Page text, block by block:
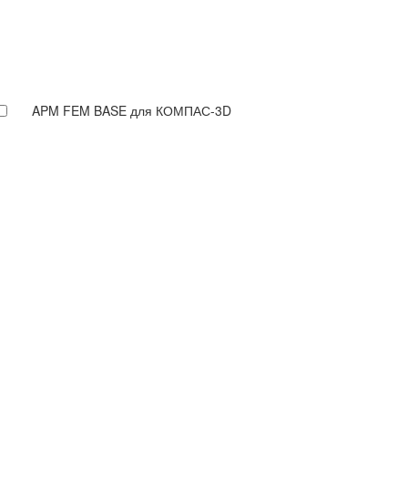
APM FEM BASE для КОМПАС-3D